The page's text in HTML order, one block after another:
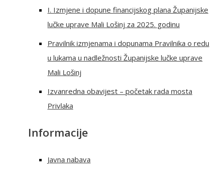
I. Izmjene i dopune financijskog plana Županijske
lučke uprave Mali Lošinj za 2025. godinu
Pravilnik izmjenama i dopunama Pravilnika o redu
u lukama u nadležnosti Županijske lučke uprave
Mali Lošinj
Izvanredna obavijest – početak rada mosta
Privlaka
Informacije
Javna nabava